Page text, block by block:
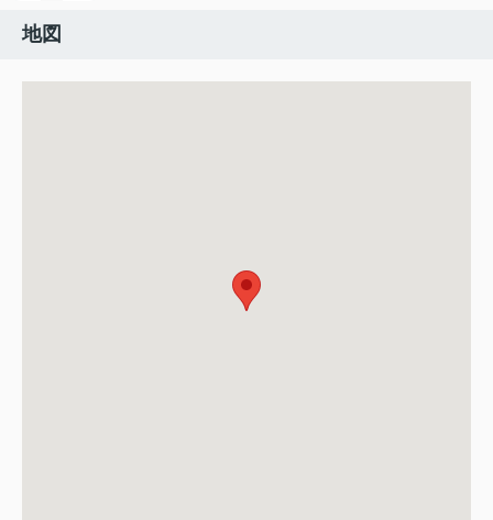
地図